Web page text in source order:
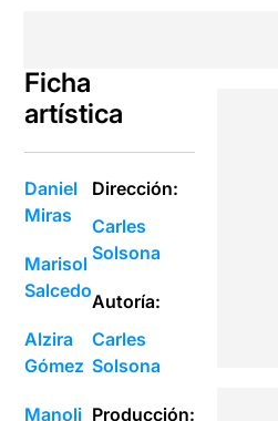
Ficha
artística
Daniel
Miras
Marisol
Salcedo
Alzira
Gómez
Manoli
Dirección:
Carles
Solsona
Autoría:
Carles
Solsona
Producción: